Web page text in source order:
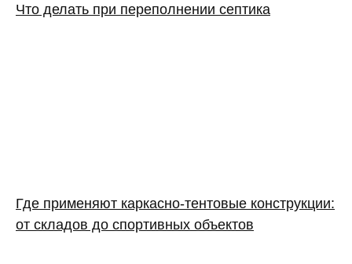
Что делать при переполнении септика
Где применяют каркасно‑тентовые конструкции:
от складов до спортивных объектов